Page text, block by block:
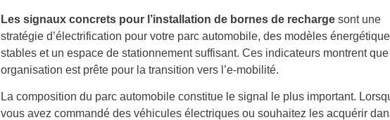
Les signaux concrets pour l’installation de bornes de recharge sont une
stratégie d’électrification pour votre parc automobile, des modèles
stables et un espace de stationnement suffisant. Ces indicateurs montrent
organisation est prête pour la transition vers l’e-mobilité.
La composition du parc automobile constitue le signal le plus important.
vous avez commandé des véhicules électriques ou souhaitez les acquérir